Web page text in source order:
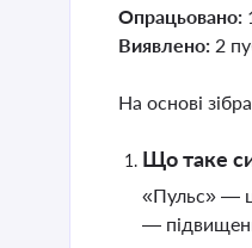
Опрацьовано:
Виявлено: 2
На основі
Що таке
«Пульс» —
—